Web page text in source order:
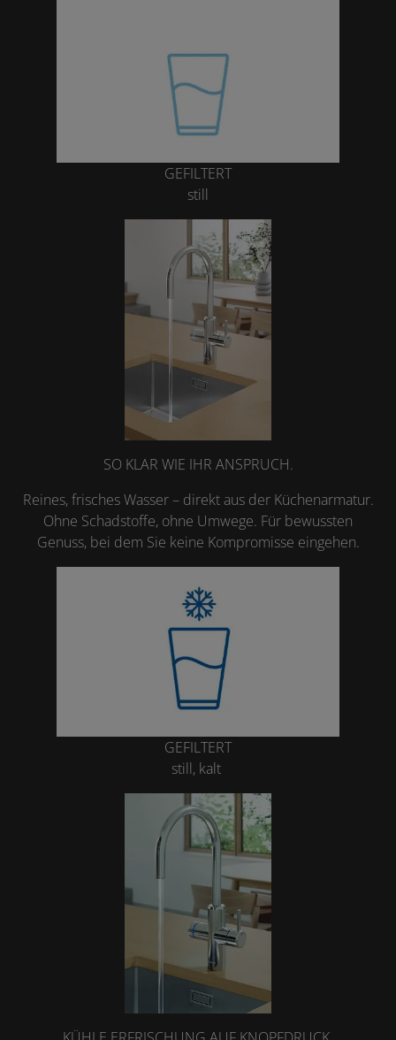
GEFILTERT
still
SO KLAR WIE IHR ANSPRUCH.
Reines, frisches Wasser – direkt aus der Küchenarmatur.
Ohne Schadstoffe, ohne Umwege. Für bewussten
Genuss, bei dem Sie keine Kompromisse eingehen.
GEFILTERT
still, kalt